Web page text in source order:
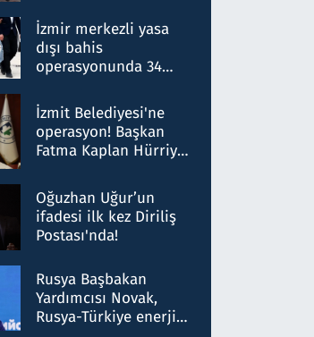
hakkında gözaltı kararı
İzmir merkezli yasa
dışı bahis
operasyonunda 34
Milyar liralık para
trafiği tespit edildi
İzmit Belediyesi'ne
operasyon! Başkan
Fatma Kaplan Hürriyet
Oğuzhan Uğur’un
ifadesi ilk kez Diriliş
Postası'nda!
Rusya Başbakan
Yardımcısı Novak,
Rusya-Türkiye enerji